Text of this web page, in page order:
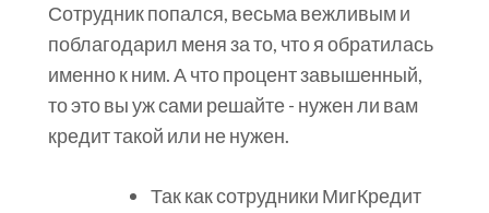
Сотрудник попался, весьма вежливым и
поблагодарил меня за то, что я обратилась
именно к ним. А что процент завышенный,
то это вы уж сами решайте - нужен ли вам
кредит такой или не нужен.
Так как сотрудники МигКредит